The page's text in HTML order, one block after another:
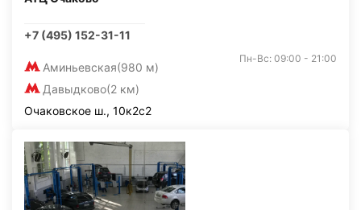
+7 (495) 152-31-11
Аминьевская(980 м)
Давыдково(2 км)
Пн-Вс: 09:00 - 21:00
Очаковское ш., 10к2с2